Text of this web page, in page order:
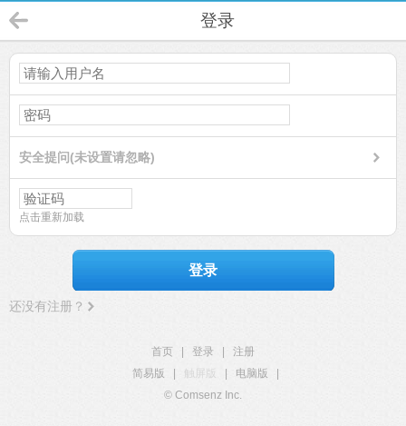
登录
安全提问(未设置请忽略)
点击重新加载
登录
还没有注册？
首页 登录
注册
简易版
触屏版 电脑版
© Comsenz Inc.